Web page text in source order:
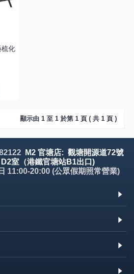
梳化
顯示由 1 至 1 於第 1 頁 ( 共 1 頁 )
M2 官塘店: 觀塘開源道72號
室（港鐵官塘站B1出口)
11:00-20:00 (公眾假期照常營業)